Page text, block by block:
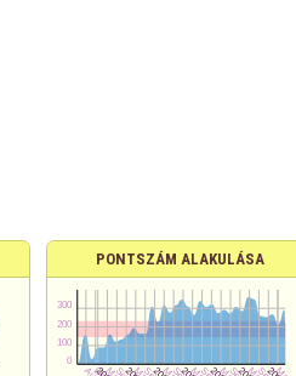
PONTSZÁM ALAKULÁSA